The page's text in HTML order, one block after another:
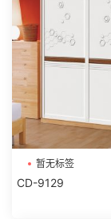
暂无标签
CD-9129